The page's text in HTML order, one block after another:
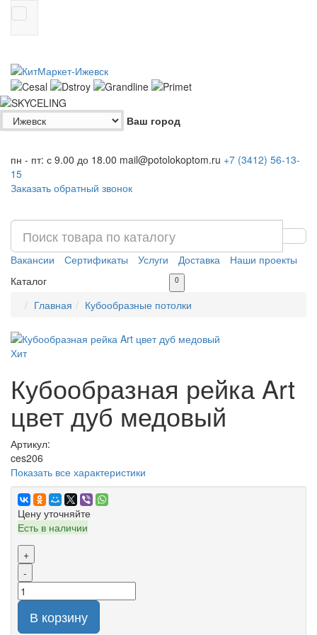
Ваш город
пн - пт: с 9.00 до 18.00 mail@potolokoptom.ru +7 (3412) 56-13-
15
Заказать обратный звонок
Вакансии Сертификаты Услуги Доставка
Наши проекты
Каталог
0
Главная Кубообразные потолки
Хит
Кубообразная рейка Art
цвет дуб медовый
Артикул:
ces206
Показать все характеристики
Цену уточняйте
Есть в наличии
+
-
В корзину